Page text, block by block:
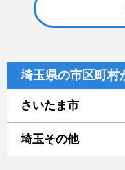
埼玉県の市区町村
さいたま市
埼玉その他